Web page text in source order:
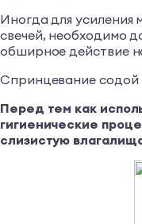
Иногда для усиления
свечей, необходимо
обширное действие
Спринцевание содой
Перед тем как
гигиенические
слизистую